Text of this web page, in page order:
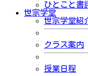
ひとこと書
世宗学堂
世宗学堂紹
クラス案内
授業日程